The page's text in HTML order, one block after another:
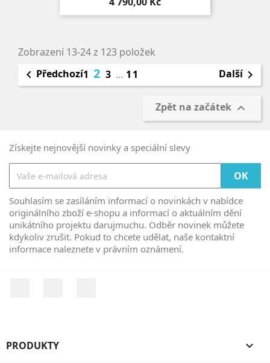
Zobrazení 13-24 z 123 položek
 Předchozí1 2 3 … 11 Další
Zpět na začátek 
Získejte nejnovější novinky a speciální slevy
Souhlasím se zasíláním informací o novinkách v nabídce
originálního zboží e-shopu a informací o aktuálním dění
unikátního projektu darujmuchu. Odběr novinek můžete
kdykoliv zrušit. Pokud to chcete udělat, naše kontaktní
informace naleznete v právním oznámení.
PRODUKTY 